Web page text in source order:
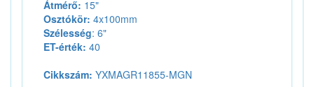
Átmérő: 15"
Osztókör: 4x100mm
Szélesség: 6"
ET-érték: 40
Cikkszám: YXMAGR11855-MGN